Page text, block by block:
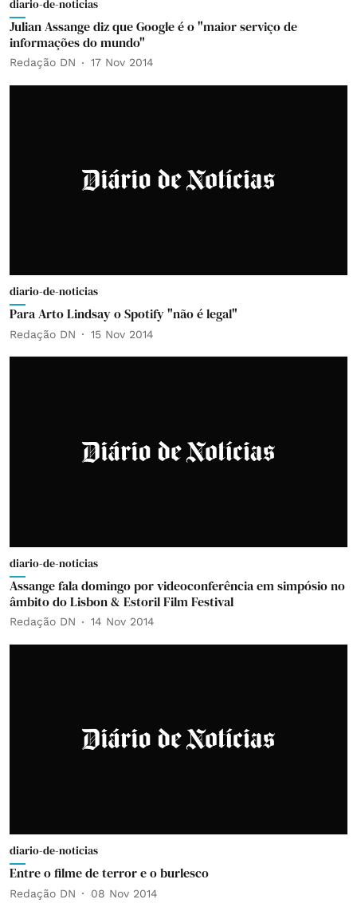
diario-de-noticias
Julian Assange diz que Google é o "maior serviço de
informações do mundo"
Redação DN 17 Nov 2014
diario-de-noticias
Para Arto Lindsay o Spotify "não é legal"
Redação DN 15 Nov 2014
diario-de-noticias
Assange fala domingo por videoconferência em simpósio no
âmbito do Lisbon & Estoril Film Festival
Redação DN 14 Nov 2014
diario-de-noticias
Entre o filme de terror e o burlesco
Redação DN 08 Nov 2014